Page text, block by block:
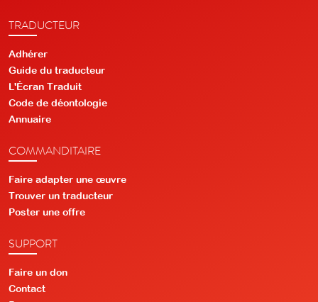
TRADUCTEUR
Adhérer
Guide du traducteur
L'Écran Traduit
Code de déontologie
Annuaire
COMMANDITAIRE
Faire adapter une œuvre
Trouver un traducteur
Poster une offre
SUPPORT
Faire un don
Contact